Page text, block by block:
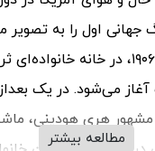
جهانی اول را به
داستان در سال ۱۹۰۶، در خانه
آغاز می‌شود. در یک
مشهور هری هودینی،
مطالعه بیشتر